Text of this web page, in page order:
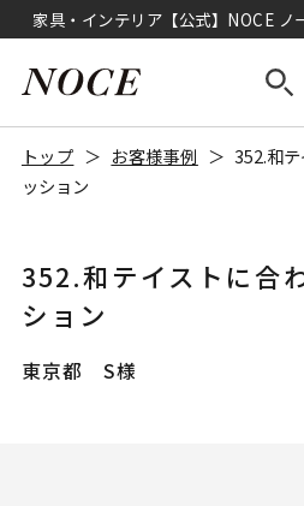
家具・インテリア【公式】NOCE ノ
トップ お客様事例
352.和
ッション
352.和テイストに合
ション
東京都 S様